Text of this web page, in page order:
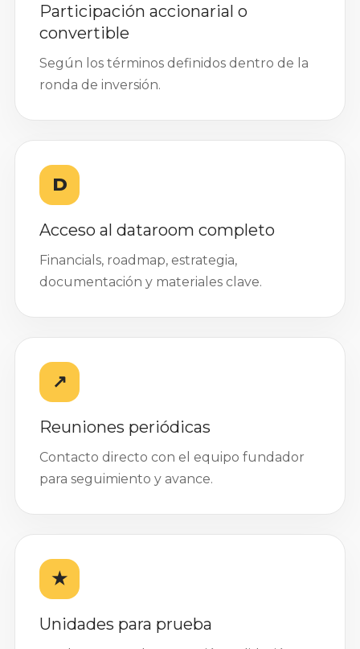
Participación accionarial o
convertible
Según los términos definidos dentro de la
ronda de inversión.
D
Acceso al dataroom completo
Financials, roadmap, estrategia,
documentación y materiales clave.
↗
Reuniones periódicas
Contacto directo con el equipo fundador
para seguimiento y avance.
★
Unidades para prueba